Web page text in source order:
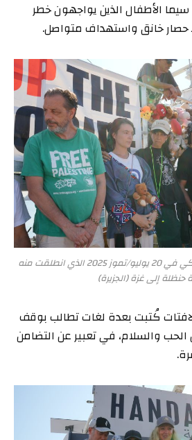
الأطفال الذين يواجهون خطر
خانق واستهداف متواصل.
صور من ميناء غاليبولي التركي في 20 يوليو/تموز 2025 الذي انطلقت منه
إلى غزة (الجزيرة)
كُتبت بعدة لغات تطالب بوقف
الحب والسلام، في تعبير عن التضامن